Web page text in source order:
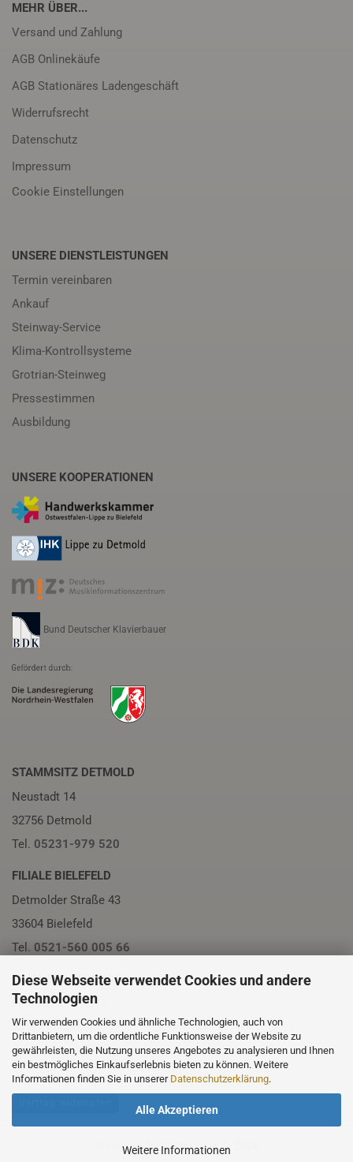
Diese Webseite verwendet Cookies und andere
Technologien
Wir verwenden Cookies und ähnliche Technologien, auch von
Drittanbietern, um die ordentliche Funktionsweise der Website zu
gewährleisten, die Nutzung unseres Angebotes zu analysieren und Ihnen
ein bestmögliches Einkaufserlebnis bieten zu können. Weitere
Informationen finden Sie in unserer Datenschutzerklärung.
Alle Akzeptieren
Weitere Informationen
MEHR ÜBER...
Versand und Zahlung
AGB Onlinekäufe
AGB Stationäres Ladengeschäft
Widerrufsrecht
Datenschutz
Impressum
Cookie Einstellungen
UNSERE DIENSTLEISTUNGEN
Termin vereinbaren
Ankauf
Steinway-Service
Klima-Kontrollsysteme
Grotrian-Steinweg
Pressestimmen
Ausbildung
UNSERE KOOPERATIONEN
Bund Deutscher Klavierbauer
STAMMSITZ DETMOLD
Neustadt 14
32756 Detmold
Tel. 05231-979 520
FILIALE BIELEFELD
Detmolder Straße 43
33604 Bielefeld
Tel. 0521-560 005 66
FILIALE PADERBORN
Friedrichstraße 13
33102 Paderborn
Tel.05251-230 01
Webshopby Gambio.de © 2026